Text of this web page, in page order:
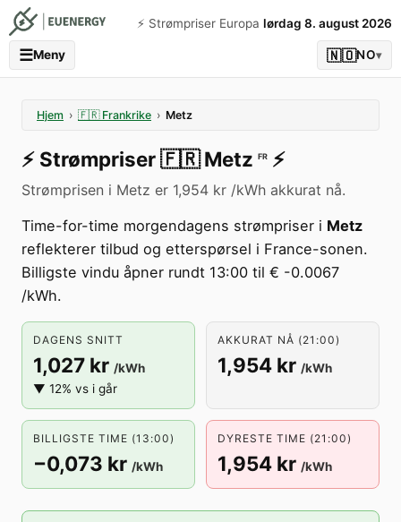
⚡️ Strømpriser Europa lørdag 8. august 2026
☰Meny 🇳🇴NO▾
Hjem › 🇫🇷 Frankrike › Metz
⚡️ Strømpriser🇫🇷 Metz FR ⚡️
Strømprisen i Metz er 1,954 kr /kWh akkurat nå.
Time-for-time morgendagens strømpriser i Metz
reflekterer tilbud og etterspørsel i France-sonen.
Billigste vindu åpner rundt 13:00 til € -0.0067
/kWh.
DAGENS SNITT
1,027 kr /kWh
▼ 12% vs i går
AKKURAT NÅ (21:00)
1,954 kr /kWh
BILLIGSTE TIME (13:00)
−0,073 kr /kWh
DYRESTE TIME (21:00)
1,954 kr /kWh